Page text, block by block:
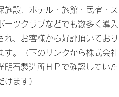
施設、ホテル・旅館・民宿・ス
ーツクラブなどでも数多く導入
れ、お客様から好評頂いており
す。（下のリンクから株式会社
明石製造所ＨＰで確認していた
けます）